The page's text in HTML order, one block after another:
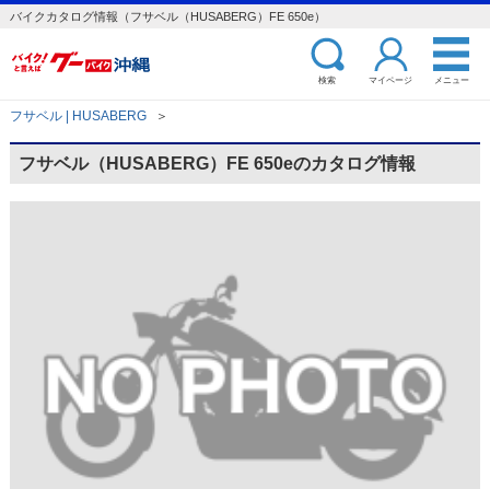
バイクカタログ情報（フサベル（HUSABERG）FE 650e）
検索 マイページ メニュー
フサベル | HUSABERG ＞
フサベル（HUSABERG）FE 650eのカタログ情報